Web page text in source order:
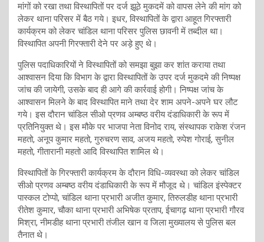
मांगों को रखा तथा विस्थापितों पर दर्ज झूठे मुकदमें को वापस लेने की मांग को
लेकर थाना परिसर में बैठ गये। इधर, विस्थापितों के द्वारा आहूत गिरफ्तारी
कार्यक्रम को लेकर चांडिल थाना परिसर पुलिस छावनी में तब्दील था।
विस्थापित अपनी गिरफ्तारी देने पर अड़े हुए थे।
पुलिस पदाधिकारियों ने विस्थापितों को समझा बुझा कर शांत कराया तथा
आश्वासन दिया कि विभाग के द्वारा विस्थापितों के उपर दर्ज मुकदमे की निष्पक्ष
जांच की जायेगी, उसके बाद ही आगे की कार्रवाई होगी। निष्पक्ष जांच के
आश्वासन मिलने के बाद विस्थापित माने तथा देर शाम अपने-अपने घर लौट
गये। इस दौरान चांडिल सीओ प्रणव अम्बष्ठ वरीय दंडाधिकारी के रूप में
प्रतिनियुक्त थे। इस मौके पर भाजपा नेता विनोद राय, संस्थापक राकेश रंजन
महतो, अनूप कुमार महतो, गुरुचरण साव, अजय महतो, रुपेश गोराई, सुनील
महतो, गीतारानी महतो आदि विस्थापित शामिल थे।
विस्थापितों के गिरफ्तारी कार्यक्रम के दौरान विधि-व्यवस्था को लेकर चांडिल
सीओ प्रणव अम्बष्ठ वरीय दंडाधिकारी के रूप में मौजूद थे। चांडिल इंस्पेक्टर
पास्कल टोप्पो, चांडिल थाना प्रभारी अजीत कुमार, तिरुलडीह थाना प्रभारी
रीतेश कुमार, चौका थाना प्रभारी अभिषेक प्रताप, ईचागढ़ थाना प्रभारी गौरव
मिश्रा, नीमडीह थाना प्रभारी तंजील खान व जिला मुख्यालय से पुलिस बल
तैनात थे।